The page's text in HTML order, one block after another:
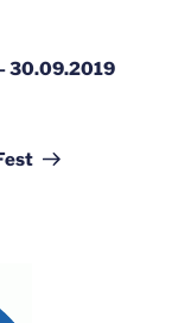
30.09.2019